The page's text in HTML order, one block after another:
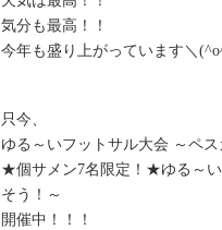
気分も最高！！
今年も盛り上がっています＼
只今、
ゆる～いフットサル大会 ～ペ
★個サメン7名限定！★ゆる～い
そう！～
開催中！！！